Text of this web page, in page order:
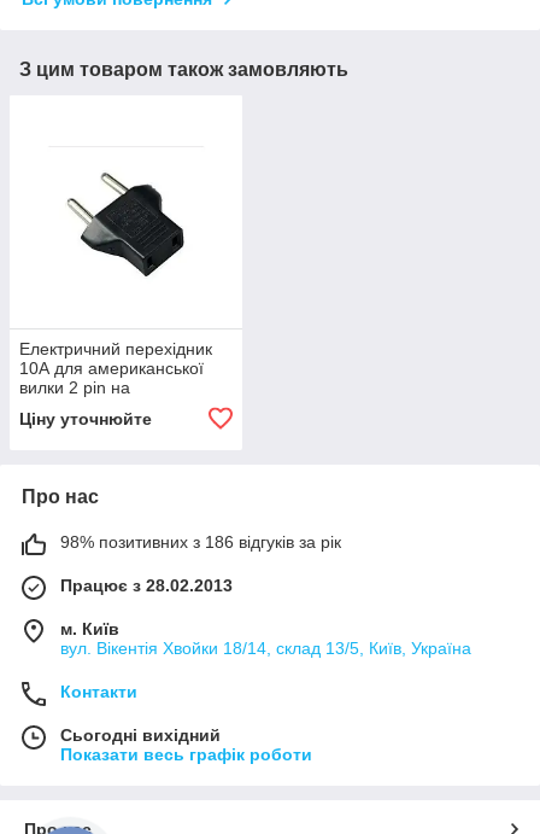
З цим товаром також замовляють
Електричний перехідник
10А для американської
вилки 2 pin на
Ціну уточнюйте
Про нас
98% позитивних з 186 відгуків за рік
Працює з 28.02.2013
м. Київ
вул. Вікентія Хвойки 18/14, склад 13/5, Київ, Україна
Контакти
Сьогодні вихідний
Показати весь графік роботи
Про нас